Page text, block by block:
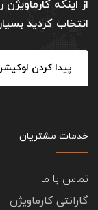
از اینکه
انتخاب کردید
پیدا کردن
خدمات مشتریان
تماس با ما
گارانتی کارماویژن